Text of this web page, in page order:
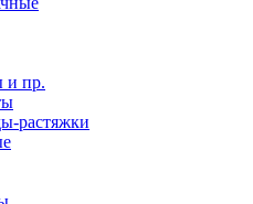
и пр.
растяжки